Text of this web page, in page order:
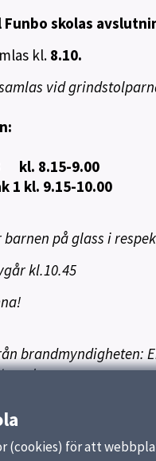
skolas
kl. 8.10.
vid
kl. 8.15-9.00
1 kl. 9.15-10.00
på glass i
kl.10.45
brandmyndigheten:
(cookies) för att